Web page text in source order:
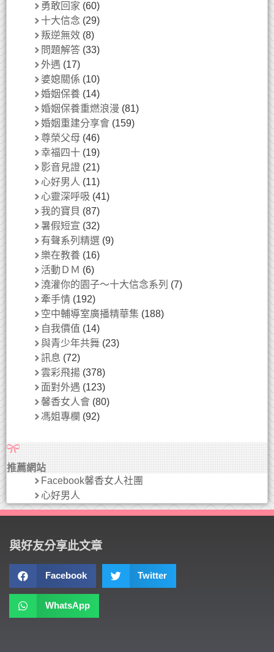
勇敢回家 (60)
十大信念 (29)
叛逆無效 (8)
問題解答 (33)
外遇 (17)
婆媳關係 (10)
婚姻保養 (14)
婚姻保養重燃浪漫 (81)
婚姻重建分享會 (159)
尊榮父母 (46)
幸福四十 (19)
影音見證 (21)
心好男人 (11)
心靈深呼吸 (41)
我的寶貝 (87)
暑假短宣 (32)
有聲系列精選 (9)
樂在教養 (16)
活動ＤＭ (6)
澆灌你的園子～十大信念系列 (7)
牽手情 (192)
空中輔導室廣播精華集 (188)
自我價值 (14)
與青少年共舞 (23)
訊息 (72)
雲彩飛揚 (378)
面對外遇 (123)
馨香女人會 (80)
馮姐專欄 (92)
推薦網站
Facebook馨香女人社團
心好男人
與好友分享此文章
Facebook Twitter
WhatsApp